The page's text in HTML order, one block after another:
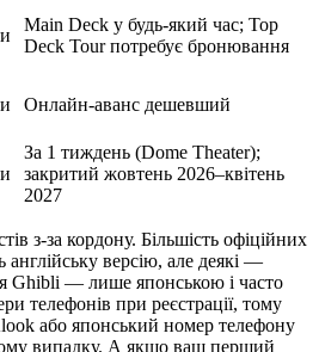
Main Deck у будь-який час; Top
Deck Tour потребує бронювання
Онлайн-аванс дешевший
За 1 тиждень (Dome Theater);
закритий жовтень 2026–квітень
2027
з-за кордону. Більшість офіційних
версію, але деякі —
Ghibli — лише японською і часто
телефонів при реєстрації, тому
або японський номер телефону
випадку. А якщо ваш перший